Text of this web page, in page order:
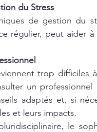
du Stress
de gestion du
régulier, peut aider
trop
un
adaptés et, si
et leurs impacts.
le